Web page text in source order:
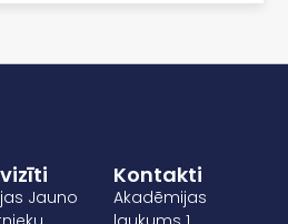
Jauno
Kontakti
Akadēmijas